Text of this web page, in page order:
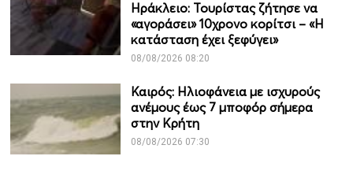
Ηράκλειο: Τουρίστας ζήτησε να
«αγοράσει» 10χρονο κορίτσι – «Η
κατάσταση έχει ξεφύγει»
08/08/2026 08:20
Καιρός: Ηλιοφάνεια με ισχυρούς
ανέμους έως 7 μποφόρ σήμερα
στην Κρήτη
08/08/2026 07:30